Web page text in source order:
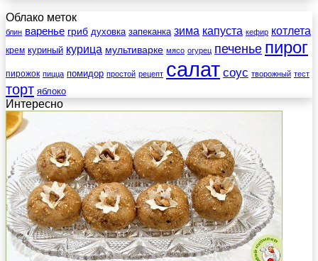
Облако меток
блин варенье гриб духовка запеканка зима капуста кефир котлета
крем куриный курица мультиварке мясо огурец печенье пирог
пирожок пицца помидор простой рецепт салат соус творожный тест
торт яблоко
Интересно